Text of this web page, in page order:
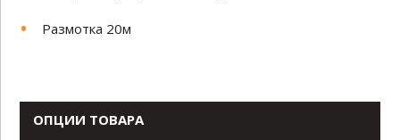
Размотка 20м
ОПЦИИ ТОВАРА